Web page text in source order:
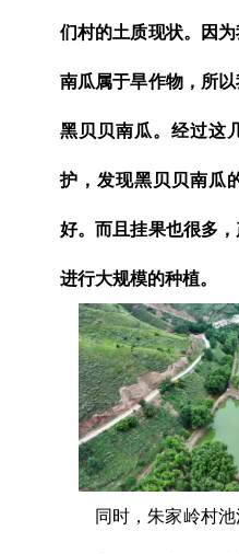
们村的土质现状。因
南瓜属于旱作物，所
黑贝贝南瓜。经过这
护，发现黑贝贝南瓜
好。而且挂果也很多
进行大规模的种植。
同时，朱家岭村